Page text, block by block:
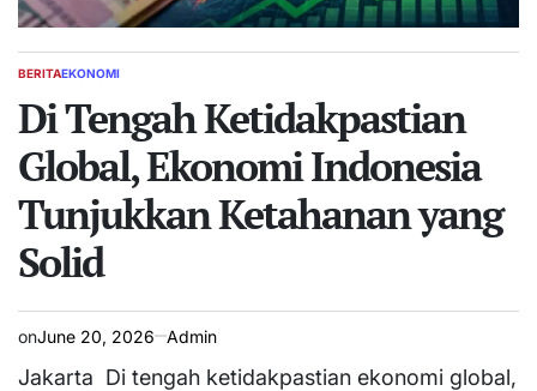
POSTED
BERITAEKONOMI
Di Tengah Ketidakpastian
Global, Ekonomi Indonesia
Tunjukkan Ketahanan yang
Solid
onJune 20, 2026 Admin
Jakarta  Di tengah ketidakpastian ekonomi global,